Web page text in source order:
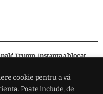
cookie pentru a vă
Poate include, de
Trump. Instanța a blocat
Iași. Alcoolemie de 1,64 mg/l și